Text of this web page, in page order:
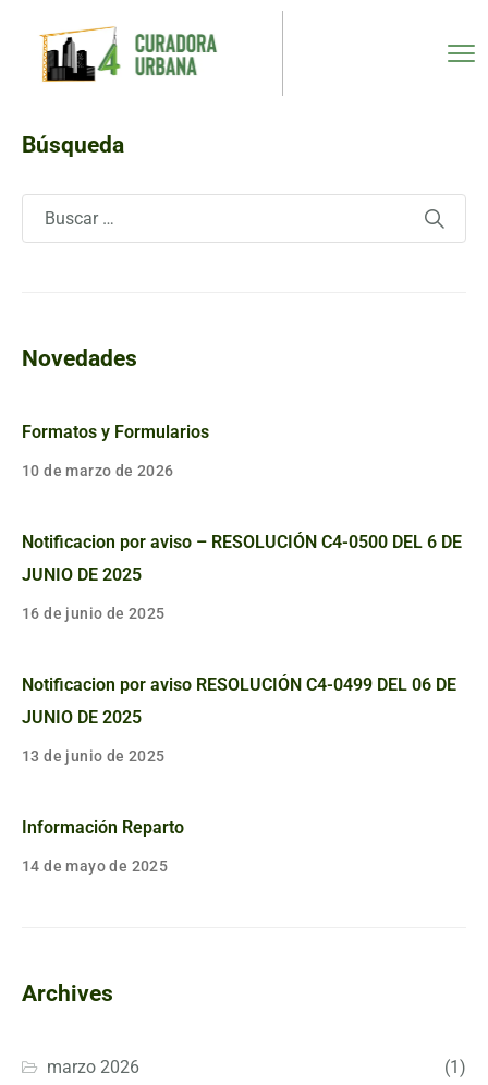
Búsqueda
Novedades
Formatos y Formularios
10 de marzo de 2026
Notificacion por aviso – RESOLUCIÓN C4-0500 DEL 6 DE
JUNIO DE 2025
16 de junio de 2025
Notificacion por aviso RESOLUCIÓN C4-0499 DEL 06 DE
JUNIO DE 2025
13 de junio de 2025
Información Reparto
14 de mayo de 2025
Archives
marzo 2026 (1)